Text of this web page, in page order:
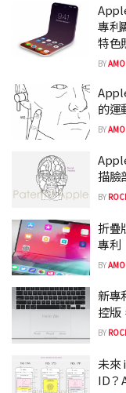
專利
特色
BY
的運
BY
描臉
BY
折疊
專利
BY
新專
控版
BY
未來
ID？